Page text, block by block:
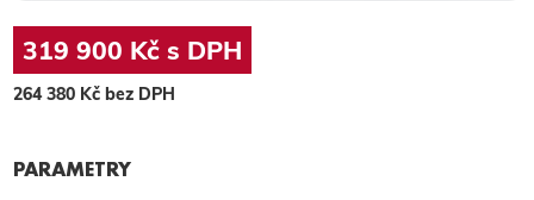
319 900 Kč s DPH
264 380 Kč bez DPH
PARAMETRY